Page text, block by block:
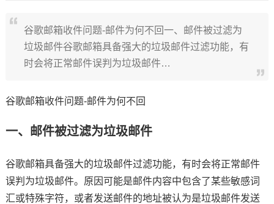
谷歌邮箱收件问题-邮件为何不回一、邮件被过滤为
垃圾邮件谷歌邮箱具备强大的垃圾邮件过滤功能，有
时会将正常邮件误判为垃圾邮件…
谷歌邮箱收件问题-邮件为何不回
一、邮件被过滤为垃圾邮件
谷歌邮箱具备强大的垃圾邮件过滤功能，有时会将正常邮件
误判为垃圾邮件。原因可能是邮件内容中包含了某些敏感词
汇或特殊字符，或者发送邮件的地址被认为是垃圾邮件发送